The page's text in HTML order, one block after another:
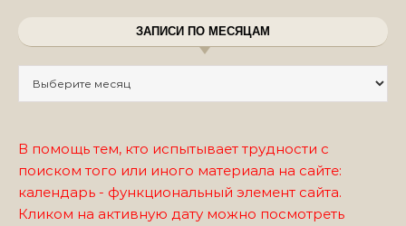
ЗАПИСИ ПО МЕСЯЦАМ
В помощь тем, кто испытывает трудности с
поиском того или иного материала на сайте:
календарь - функциональный элемент сайта.
Кликом на активную дату можно посмотреть